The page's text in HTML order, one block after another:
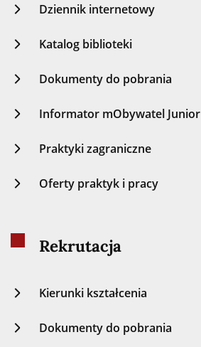
Dziennik internetowy
Katalog biblioteki
Dokumenty do pobrania
Informator mObywatel Junior
Praktyki zagraniczne
Oferty praktyk i pracy
Rekrutacja
Kierunki kształcenia
Dokumenty do pobrania